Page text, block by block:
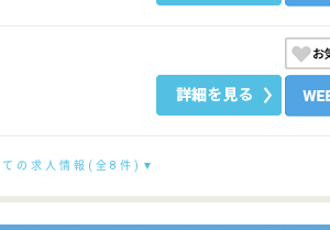
ての求人情報(全8件)